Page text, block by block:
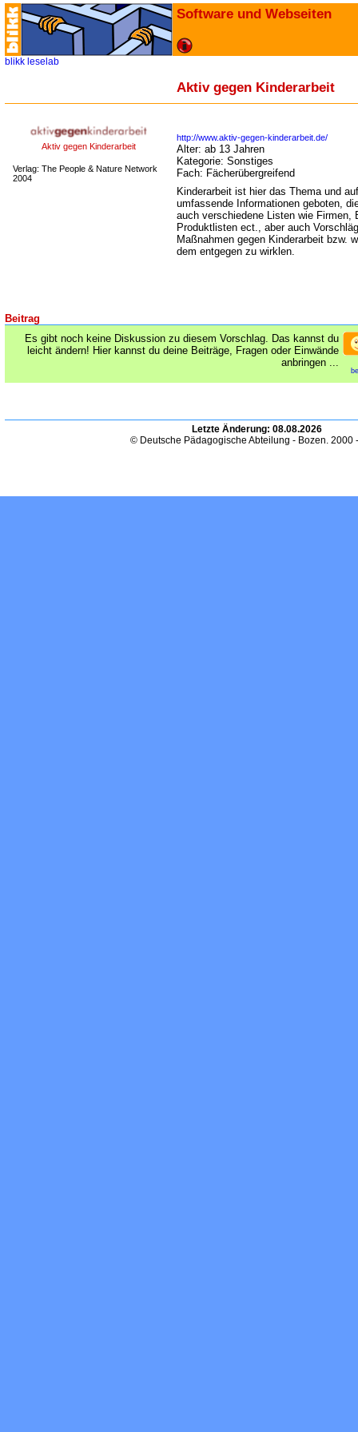
Software und Webseiten
blikk leselab
Aktiv gegen Kinderarbeit
Aktiv gegen Kinderarbeit
Verlag: The People & Nature Network
2004
http://www.aktiv-gegen-kinderarbeit.de/
Alter: ab 13 Jahren
Kategorie: Sonstiges
Fach: Fächerübergreifend
Kinderarbeit ist hier das Thema und
umfassende Informationen geboten,
auch verschiedene Listen wie Firmen,
Produktlisten ect., aber auch
Maßnahmen gegen Kinderarbeit bzw.
dem entgegen zu wirklen.
Beitrag
Es gibt noch keine Diskussion zu diesem Vorschlag. Das kannst du
leicht ändern! Hier kannst du deine Beiträge, Fragen oder Einwände
anbringen ...
Letzte Änderung: 08.08.2026
© Deutsche Pädagogische Abteilung - Bozen. 2000